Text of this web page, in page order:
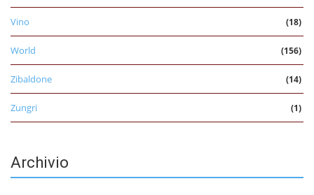
Vino (18)
World (156)
Zibaldone (14)
Zungri (1)
Archivio